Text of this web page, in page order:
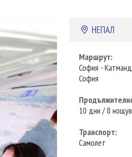
НЕПАЛ
Маршрут:
София -
София
10 дни / 8
Транспорт:
Самолет